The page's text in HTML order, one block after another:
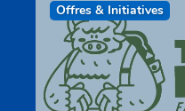
Offres & Initiatives